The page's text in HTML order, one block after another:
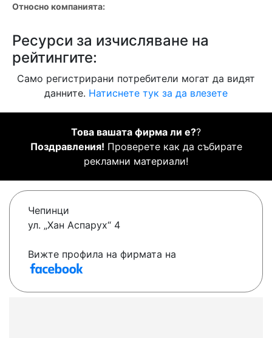
Относно компанията:
Ресурси за изчисляване на
рейтингите:
Само регистрирани потребители могат да видят
данните. Натиснете тук за да влезете
Това вашата фирма ли е??
Поздравления! Проверете как да събирате
рекламни материали!
Чепинци
ул. „Хан Аспарух“ 4
Вижте профила на фирмата на